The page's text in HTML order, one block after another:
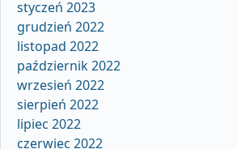
styczeń 2023
grudzień 2022
listopad 2022
październik 2022
wrzesień 2022
sierpień 2022
lipiec 2022
czerwiec 2022